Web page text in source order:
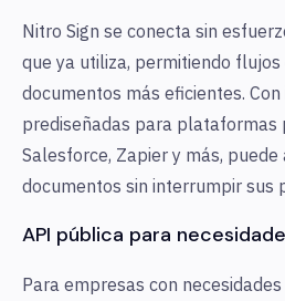
Nitro Sign se conecta sin
que ya utiliza, permitiendo
documentos más eficientes.
prediseñadas para plataformas
Salesforce, Zapier y más,
documentos sin interrumpir sus
API pública para
Para empresas con